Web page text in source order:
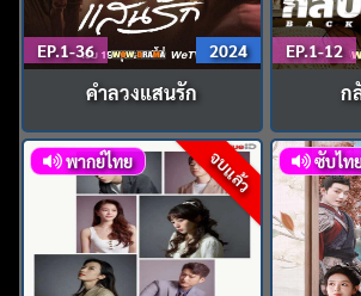
EP.1-36 2024
คำลวงแสนรัก
EP.1-12
ก
จบแล้ว
พากย์ไทย ซับไท